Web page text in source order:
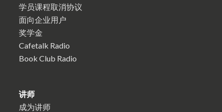
学员课程取消协议
面向企业用户
奖学金
Cafetalk Radio
Book Club Radio
讲师
成为讲师